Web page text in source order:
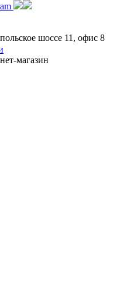
шоссе 11, офис 8
магазин